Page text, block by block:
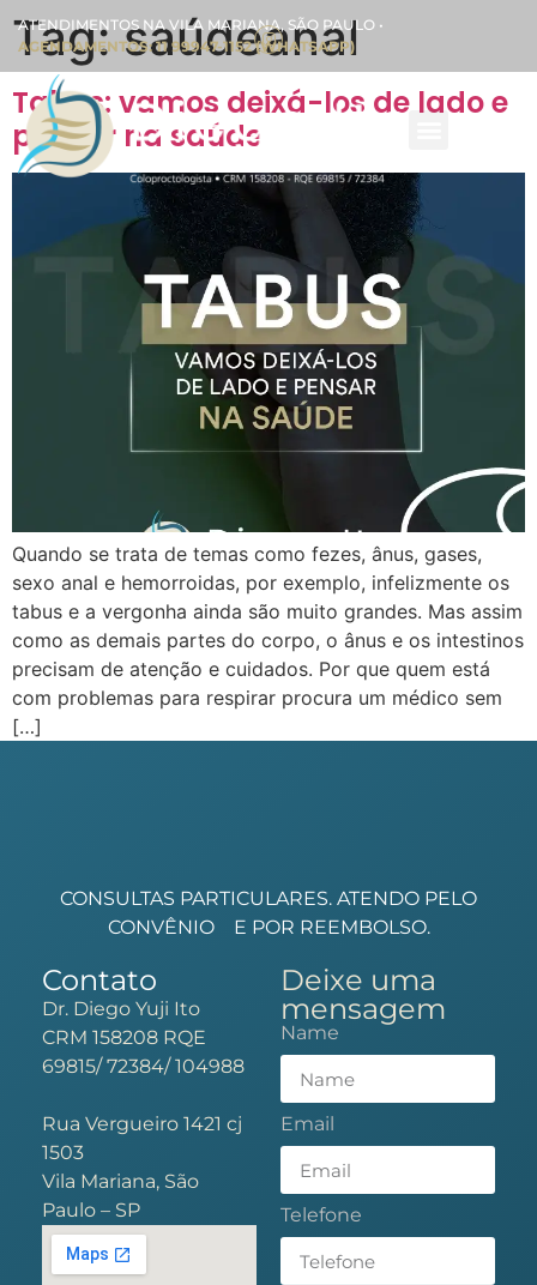
ATENDIMENTOS NA VILA MARIANA, SÃO PAULO •
AGENDAMENTOS: 11 99947-1152 (WHATSAPP)
Tag:saúdeanal
Tabus: vamos deixá-los de lado e
pensar na saúde
Quando se trata de temas como fezes, ânus, gases,
sexo anal e hemorroidas, por exemplo, infelizmente os
tabus e a vergonha ainda são muito grandes. Mas assim
como as demais partes do corpo, o ânus e os intestinos
precisam de atenção e cuidados. Por que quem está
com problemas para respirar procura um médico sem
[…]
CONSULTAS PARTICULARES. ATENDO PELO
CONVÊNIO
E POR REEMBOLSO.
Contato
Dr. Diego Yuji Ito
CRM 158208 RQE
69815/ 72384/ 104988
Rua Vergueiro 1421 cj
1503
Vila Mariana, São
Paulo – SP
Deixe uma
mensagem
Name
Email
Telefone